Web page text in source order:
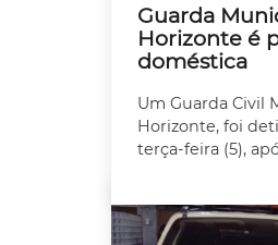
Guarda
Horizonte é
doméstica
Um Guarda Civil
Horizonte, foi
terça-feira (5),